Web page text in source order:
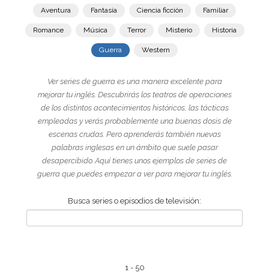
Aventura Fantasía Ciencia ficción Familiar
Romance Música Terror Misterio Historia
Guerra Western
Ver series de guerra es una manera excelente para
mejorar tu inglés. Descubrirás los teatros de operaciones
de los distintos acontecimientos históricos, las tácticas
empleadas y verás probablemente una buenas dosis de
escenas crudas. Pero aprenderás también nuevas
palabras inglesas en un ámbito que suele pasar
desapercibido. Aquí tienes unos ejemplos de series de
guerra que puedes empezar a ver para mejorar tu inglés.
Busca series o episodios de televisión:
1 - 50